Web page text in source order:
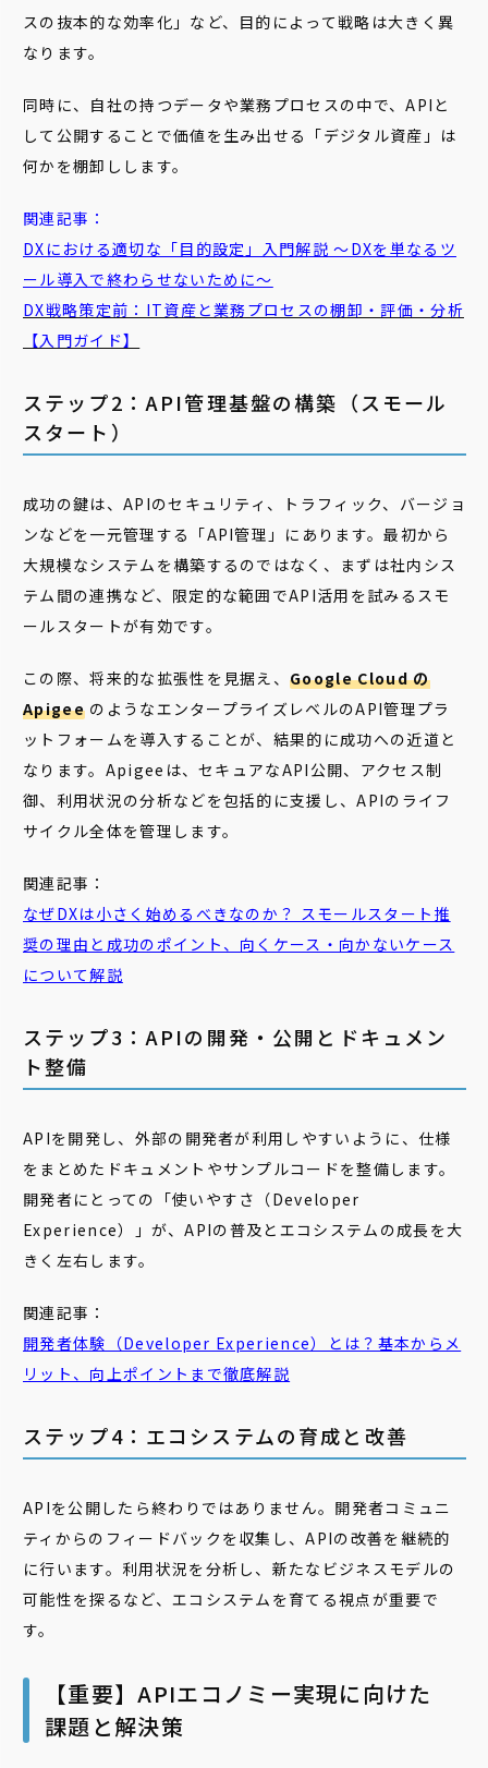
スの抜本的な効率化」など、目的によって戦略は大きく異
なります。
同時に、自社の持つデータや業務プロセスの中で、APIと
して公開することで価値を生み出せる「デジタル資産」は
何かを棚卸しします。
関連記事：
DXにおける適切な「目的設定」入門解説 ～DXを単なるツ
ール導入で終わらせないために～
DX戦略策定前：IT資産と業務プロセスの棚卸・評価・分析
【入門ガイド】
ステップ2：API管理基盤の構築（スモール
スタート）
成功の鍵は、APIのセキュリティ、トラフィック、バージョ
ンなどを一元管理する「API管理」にあります。最初から
大規模なシステムを構築するのではなく、まずは社内シス
テム間の連携など、限定的な範囲でAPI活用を試みるスモ
ールスタートが有効です。
この際、将来的な拡張性を見据え、Google Cloud の
ApigeeのようなエンタープライズレベルのAPI管理プラ
ットフォームを導入することが、結果的に成功への近道と
なります。Apigeeは、セキュアなAPI公開、アクセス制
御、利用状況の分析などを包括的に支援し、APIのライフ
サイクル全体を管理します。
関連記事：
なぜDXは小さく始めるべきなのか？ スモールスタート推
奨の理由と成功のポイント、向くケース・向かないケース
について解説
ステップ3：APIの開発・公開とドキュメン
ト整備
APIを開発し、外部の開発者が利用しやすいように、仕様
をまとめたドキュメントやサンプルコードを整備します。
開発者にとっての「使いやすさ（Developer
Experience）」が、APIの普及とエコシステムの成長を大
きく左右します。
関連記事：
開発者体験（Developer Experience）とは？基本からメ
リット、向上ポイントまで徹底解説
ステップ4：エコシステムの育成と改善
APIを公開したら終わりではありません。開発者コミュニ
ティからのフィードバックを収集し、APIの改善を継続的
に行います。利用状況を分析し、新たなビジネスモデルの
可能性を探るなど、エコシステムを育てる視点が重要で
す。
【重要】APIエコノミー実現に向けた
課題と解決策